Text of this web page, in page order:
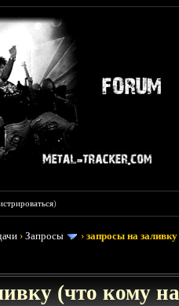
)
›Запросы ›запросы на
(что кому